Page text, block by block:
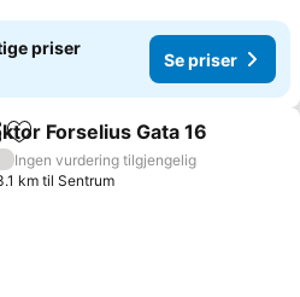
priser
Se priser
Legg til i favoritter
Forselius Gata 16
Ingen vurdering tilgjengelig
km til Sentrum